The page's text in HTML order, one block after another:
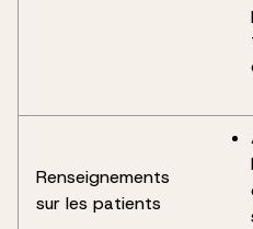
Renseignements
sur les patients